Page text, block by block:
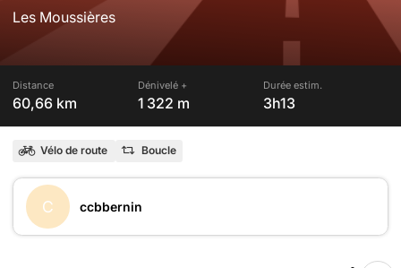
Les Moussières
Distance
60,66 km
Dénivelé +
1 322 m
Durée estim.
3h13
Vélo de route Boucle
C ccbbernin